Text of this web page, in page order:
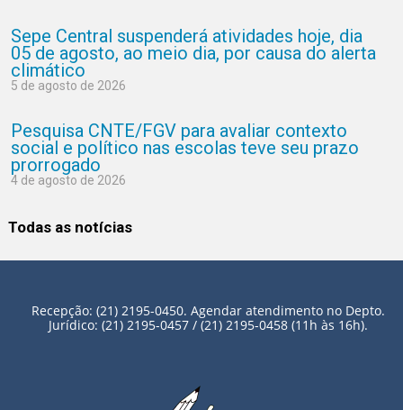
Sepe Central suspenderá atividades hoje, dia
05 de agosto, ao meio dia, por causa do alerta
climático
5 de agosto de 2026
Pesquisa CNTE/FGV para avaliar contexto
social e político nas escolas teve seu prazo
prorrogado
4 de agosto de 2026
Todas as notícias
Recepção: (21) 2195-0450. Agendar atendimento no Depto.
Jurídico: (21) 2195-0457 / (21) 2195-0458 (11h às 16h).